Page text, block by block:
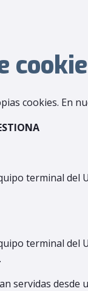
cookies. En
terminal
terminal
servidas